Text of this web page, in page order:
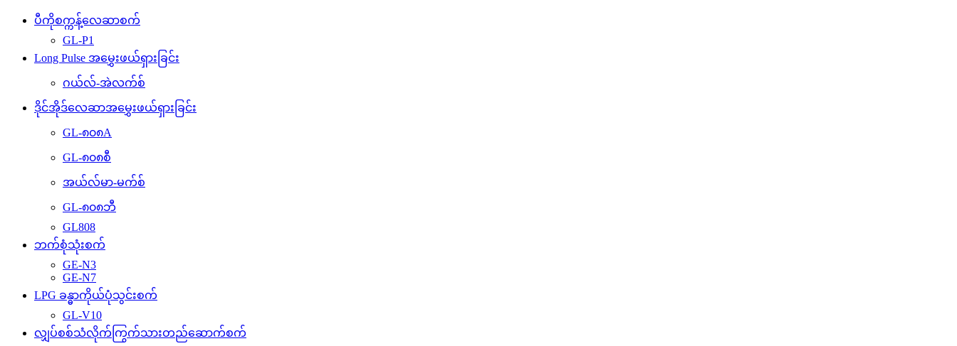
ပီကိုစက္ကန့်လေဆာစက်
GL-P1
Long Pulse အမွှေးဖယ်ရှားခြင်း
ဂယ်လ်-အဲလက်စ်
ဒိုင်အိုဒ်လေဆာအမွှေးဖယ်ရှားခြင်း
GL-၈၀၈A
GL-၈၀၈စီ
အယ်လ်မာ-မက်စ်
GL-၈၀၈ဘီ
GL808
ဘက်စုံသုံးစက်
GE-N3
GE-N7
LPG ခန္ဓာကိုယ်ပုံသွင်းစက်
GL-V10
လျှပ်စစ်သံလိုက်ကြွက်သားတည်ဆောက်စက်